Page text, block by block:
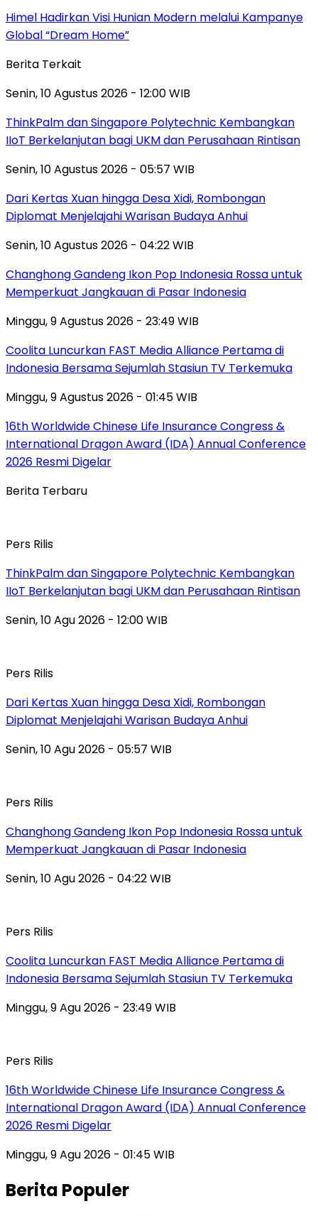
Himel Hadirkan Visi Hunian Modern melalui Kampanye
Global “Dream Home”
Berita Terkait
Senin, 10 Agustus 2026 - 12:00 WIB
ThinkPalm dan Singapore Polytechnic Kembangkan
IIoT Berkelanjutan bagi UKM dan Perusahaan Rintisan
Senin, 10 Agustus 2026 - 05:57 WIB
Dari Kertas Xuan hingga Desa Xidi, Rombongan
Diplomat Menjelajahi Warisan Budaya Anhui
Senin, 10 Agustus 2026 - 04:22 WIB
Changhong Gandeng Ikon Pop Indonesia Rossa untuk
Memperkuat Jangkauan di Pasar Indonesia
Minggu, 9 Agustus 2026 - 23:49 WIB
Coolita Luncurkan FAST Media Alliance Pertama di
Indonesia Bersama Sejumlah Stasiun TV Terkemuka
Minggu, 9 Agustus 2026 - 01:45 WIB
16th Worldwide Chinese Life Insurance Congress &
International Dragon Award (IDA) Annual Conference
2026 Resmi Digelar
Berita Terbaru
Pers Rilis
ThinkPalm dan Singapore Polytechnic Kembangkan
IIoT Berkelanjutan bagi UKM dan Perusahaan Rintisan
Senin, 10 Agu 2026 - 12:00 WIB
Pers Rilis
Dari Kertas Xuan hingga Desa Xidi, Rombongan
Diplomat Menjelajahi Warisan Budaya Anhui
Senin, 10 Agu 2026 - 05:57 WIB
Pers Rilis
Changhong Gandeng Ikon Pop Indonesia Rossa untuk
Memperkuat Jangkauan di Pasar Indonesia
Senin, 10 Agu 2026 - 04:22 WIB
Pers Rilis
Coolita Luncurkan FAST Media Alliance Pertama di
Indonesia Bersama Sejumlah Stasiun TV Terkemuka
Minggu, 9 Agu 2026 - 23:49 WIB
Pers Rilis
16th Worldwide Chinese Life Insurance Congress &
International Dragon Award (IDA) Annual Conference
2026 Resmi Digelar
Minggu, 9 Agu 2026 - 01:45 WIB
Berita Populer